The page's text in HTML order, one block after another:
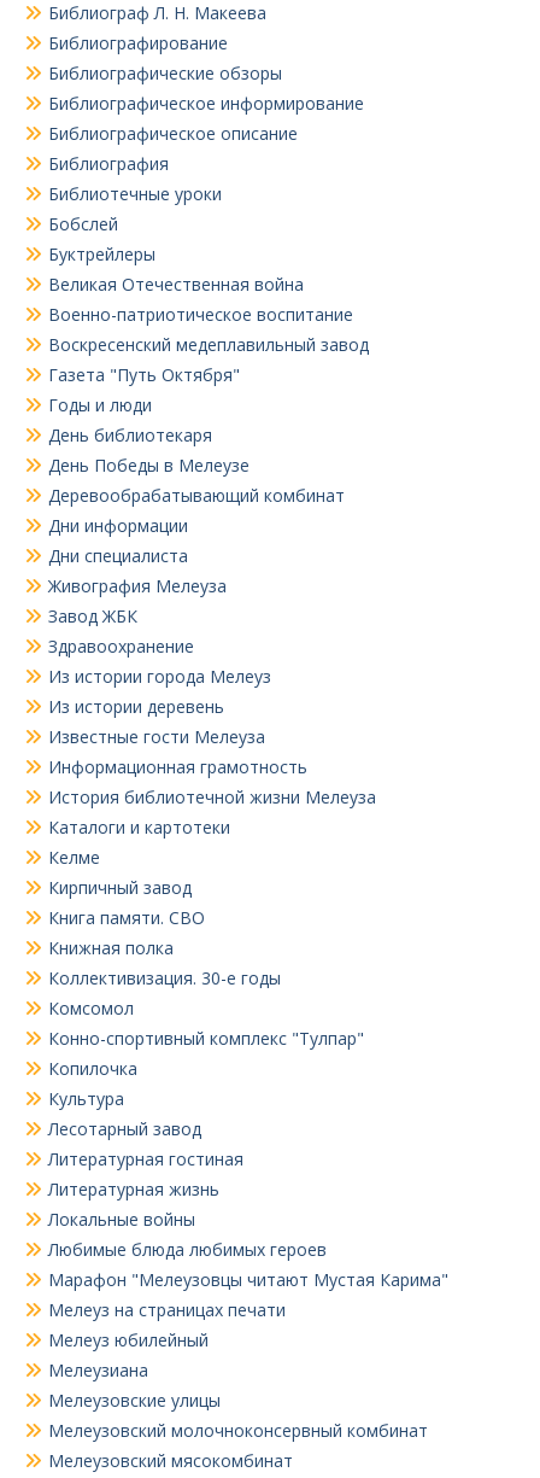
Библиограф Л. Н. Макеева
Библиографирование
Библиографические обзоры
Библиографическое информирование
Библиографическое описание
Библиография
Библиотечные уроки
Бобслей
Буктрейлеры
Великая Отечественная война
Военно-патриотическое воспитание
Воскресенский медеплавильный завод
Газета "Путь Октября"
Годы и люди
День библиотекаря
День Победы в Мелеузе
Деревообрабатывающий комбинат
Дни информации
Дни специалиста
Живография Мелеуза
Завод ЖБК
Здравоохранение
Из истории города Мелеуз
Из истории деревень
Известные гости Мелеуза
Информационная грамотность
История библиотечной жизни Мелеуза
Каталоги и картотеки
Келме
Кирпичный завод
Книга памяти. СВО
Книжная полка
Коллективизация. 30-е годы
Комсомол
Конно-спортивный комплекс "Тулпар"
Копилочка
Культура
Лесотарный завод
Литературная гостиная
Литературная жизнь
Локальные войны
Любимые блюда любимых героев
Марафон "Мелеузовцы читают Мустая Карима"
Мелеуз на страницах печати
Мелеуз юбилейный
Мелеузиана
Мелеузовские улицы
Мелеузовский молочноконсервный комбинат
Мелеузовский мясокомбинат